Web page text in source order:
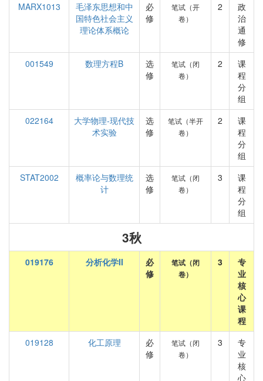
MARX1013
毛泽东思想和中
国特色社会主义
理论体系概论
必
修
笔试（开
卷）
2
政
治
通
修
001549
数理方程B
选
修
笔试（闭
卷）
2
课
程
分
组
022164
大学物理-现代技
术实验
选
修
笔试（半开
卷）
2
课
程
分
组
STAT2002
概率论与数理统
计
选
修
笔试（闭
卷）
3
课
程
分
组
3秋
019176 分析化学II
必
修
笔试（闭
卷）
3
专
业
核
心
课
程
019128
化工原理
必
修
笔试（闭
卷）
3
专
业
核
心